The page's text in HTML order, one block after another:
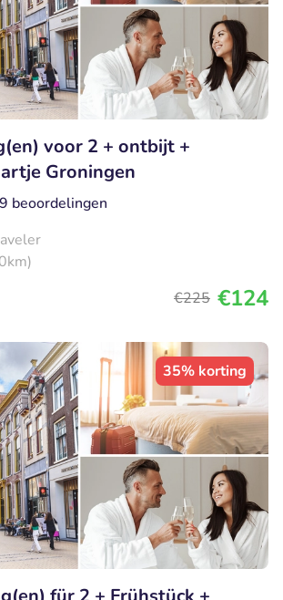
voor 2 + ontbijt +
Groningen
beoordelingen
€225 €124
35% korting